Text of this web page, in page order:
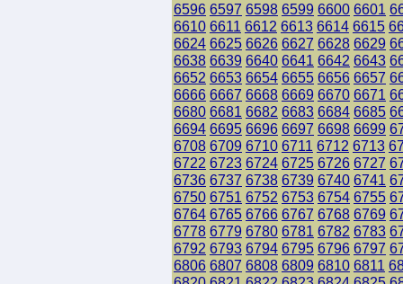
6596 6597 6598 6599 6600 6601
6610 6611 6612 6613 6614 6615
6624 6625 6626 6627 6628 6629
6638 6639 6640 6641 6642 6643
6652 6653 6654 6655 6656 6657
6666 6667 6668 6669 6670 6671
6680 6681 6682 6683 6684 6685
6694 6695 6696 6697 6698 6699
6708 6709 6710 6711 6712 6713
6722 6723 6724 6725 6726 6727
6736 6737 6738 6739 6740 6741
6750 6751 6752 6753 6754 6755
6764 6765 6766 6767 6768 6769
6778 6779 6780 6781 6782 6783
6792 6793 6794 6795 6796 6797
6806 6807 6808 6809 6810 6811